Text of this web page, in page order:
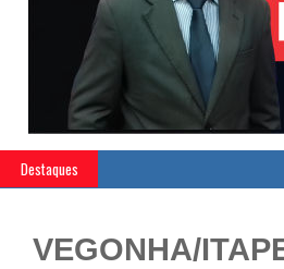
Destaques
VEGONHA/